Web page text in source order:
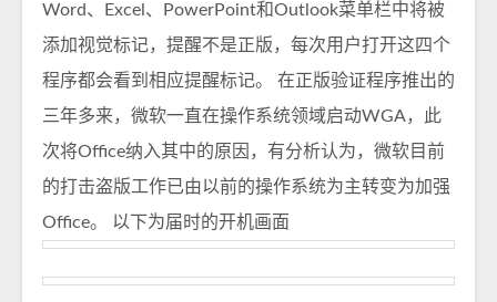
Word、Excel、PowerPoint和Outlook菜单栏中将被
添加视觉标记，提醒不是正版，每次用户打开这四个
程序都会看到相应提醒标记。 在正版验证程序推出的
三年多来，微软一直在操作系统领域启动WGA，此
次将Office纳入其中的原因，有分析认为，微软目前
的打击盗版工作已由以前的操作系统为主转变为加强
Office。 以下为届时的开机画面